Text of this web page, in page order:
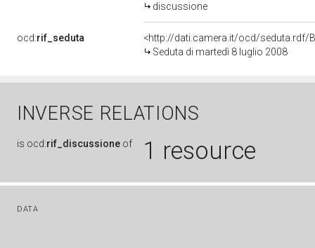
discussione
ocd:rif_seduta
<http://dati.camera.it/ocd/seduta.rdf/
Seduta di martedì 8 luglio 2008
INVERSE RELATIONS
is ocd:rif_discussione of 1 resource
DATA